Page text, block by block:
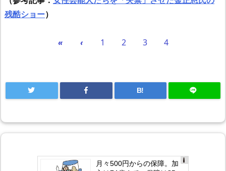
残酷ショー）
« ‹ 1 2 3 4
B!
月々500円からの保障。加